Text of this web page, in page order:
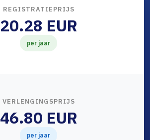
REGISTRATIEPRIJS
20.28 EUR
per jaar
VERLENGINGSPRIJS
46.80 EUR
per jaar